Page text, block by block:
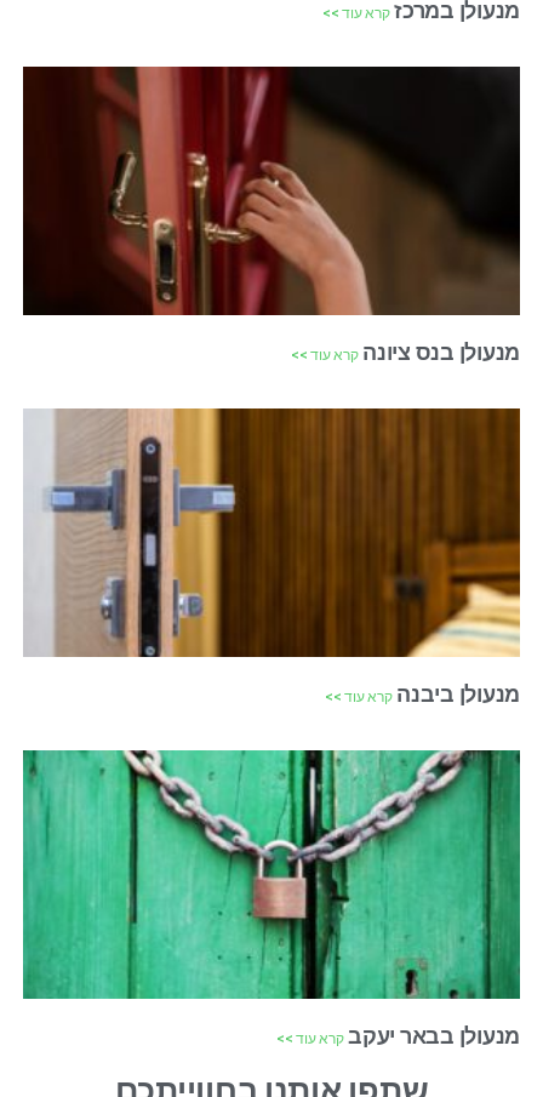
מנעולן במרכזקרא עוד >>
מנעולן בנס ציונהקרא עוד >>
מנעולן ביבנהקרא עוד >>
מנעולן בבאר יעקבקרא עוד >>